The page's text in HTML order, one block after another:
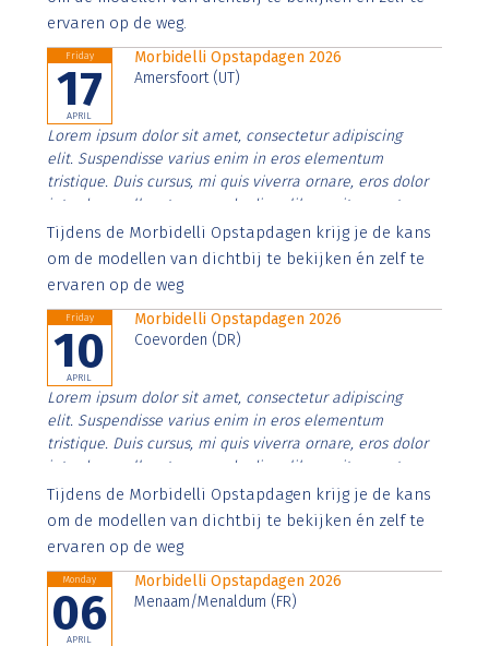
ervaren op de weg.
Friday
17
APRIL
Morbidelli Opstapdagen 2026
Amersfoort (UT)
Lorem ipsum dolor sit amet, consectetur adipiscing
elit. Suspendisse varius enim in eros elementum
tristique. Duis cursus, mi quis viverra ornare, eros dolor
interdum nulla, ut commodo diam libero vitae erat.
Aenean faucibus nibh et justo cursus id rutrum lorem
imperdiet. Nunc ut sem vitae risus tristique posuere.
Tijdens de Morbidelli Opstapdagen krijg je de kans
om de modellen van dichtbij te bekijken én zelf te
ervaren op de weg
Friday
10
APRIL
Morbidelli Opstapdagen 2026
Coevorden (DR)
Lorem ipsum dolor sit amet, consectetur adipiscing
elit. Suspendisse varius enim in eros elementum
tristique. Duis cursus, mi quis viverra ornare, eros dolor
interdum nulla, ut commodo diam libero vitae erat.
Aenean faucibus nibh et justo cursus id rutrum lorem
imperdiet. Nunc ut sem vitae risus tristique posuere.
Tijdens de Morbidelli Opstapdagen krijg je de kans
om de modellen van dichtbij te bekijken én zelf te
ervaren op de weg
Monday
06
APRIL
Morbidelli Opstapdagen 2026
Menaam/Menaldum (FR)